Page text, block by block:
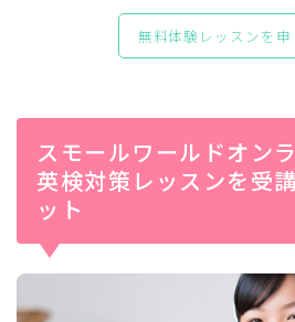
無料体験レッスンを申
スモールワールドオン
英検対策レッスンを受
ット